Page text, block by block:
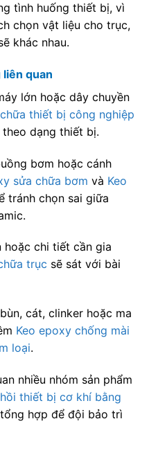
tình huống thiết bị, vì
chọn vật liệu cho trục,
khác nhau.
quan
lớn hoặc dây chuyền
thiết bị công nghiệp
dạng thiết bị.
bơm hoặc cánh
sửa chữa bơm và Keo
tránh chọn sai giữa
chi tiết cần gia
trục sẽ sát với bài
cát, clinker hoặc ma
Keo epoxy chống mài
loại.
nhiều nhóm sản phẩm
thiết bị cơ khí bằng
hợp để đội bảo trì